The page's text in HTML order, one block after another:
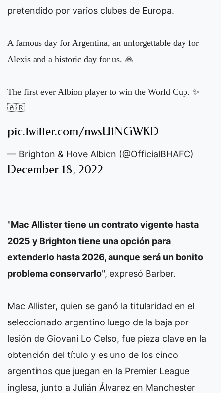
pretendido por varios clubes de Europa.
A famous day for Argentina, an unforgettable day for
Alexis and a historic day for us. 🙏
The first ever Albion player to win the World Cup. ✨
🇦🇷
pic.twitter.com/nwsU1NGWKD
— Brighton & Hove Albion (@OfficialBHAFC)
December 18, 2022
"Mac Allister tiene un contrato vigente hasta
2025 y Brighton tiene una opción para
extenderlo hasta 2026, aunque será un bonito
problema conservarlo", expresó Barber.
Mac Allister, quien se ganó la titularidad en el
seleccionado argentino luego de la baja por
lesión de Giovani Lo Celso, fue pieza clave en la
obtención del título y es uno de los cinco
argentinos que juegan en la Premier League
inglesa, junto a Julián Álvarez en Manchester